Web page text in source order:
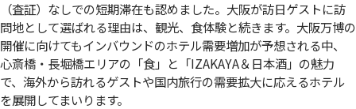
（査証）なしでの短期滞在も認めました。大阪が訪日ゲストに訪
問地として選ばれる理由は、観光、食体験と続きます。大阪万博の
開催に向けてもインバウンドのホテル需要増加が予想される中、
心斎橋・長堀橋エリアの「食」と「IZAKAYA＆日本酒」の魅力
で、海外から訪れるゲストや国内旅行の需要拡大に応えるホテル
を展開してまいります。